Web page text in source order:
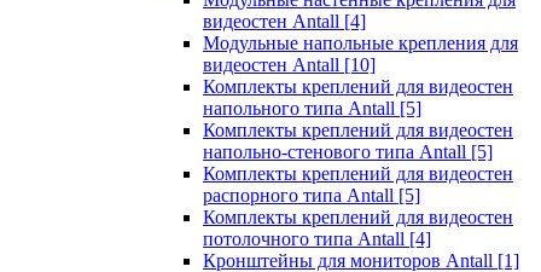
видеостен Antall [4]
Модульные напольные крепления для
видеостен Antall [10]
Комплекты креплений для видеостен
напольного типа Antall [5]
Комплекты креплений для видеостен
напольно-стенового типа Antall [5]
Комплекты креплений для видеостен
распорного типа Antall [5]
Комплекты креплений для видеостен
потолочного типа Antall [4]
Кронштейны для мониторов Antall [1]